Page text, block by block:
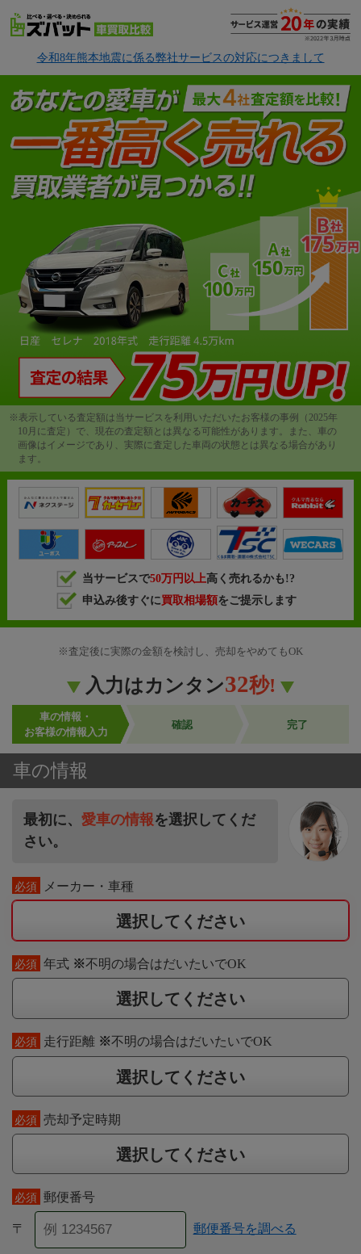
令和8年熊本地震に係る弊社サービスの対応につきまして
※表示している査定額は当サービスを利用いただいたお客様の事例（2025年
10月に査定）で、現在の査定額とは異なる可能性があります。また、車の
画像はイメージであり、実際に査定した車両の状態とは異なる場合があり
ます。
当サービスで50万円以上高く売れるかも!?
申込み後すぐに買取相場額をご提示します
※査定後に実際の金額を検討し、売却をやめてもOK
入力はカンタン32秒!
車の情報・
お客様の情報入力
確認 完了
車の情報
最初に、愛車の情報を選択してくだ
さい。
必須 メーカー・車種
選択してください
必須 年式 ※不明の場合はだいたいでOK
選択してください
必須 走行距離 ※不明の場合はだいたいでOK
選択してください
必須 売却予定時期
選択してください
必須 郵便番号
〒 郵便番号を調べる